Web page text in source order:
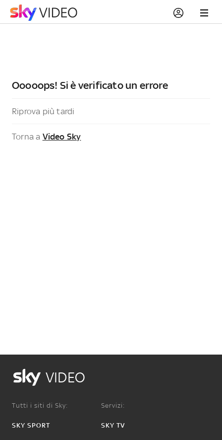
Ooooops! Si è verificato un errore
Riprova più tardi
Torna a Video Sky
VIDEO
Tutti i siti di Sky:
SKY SPORT
Servizi:
SKY TV